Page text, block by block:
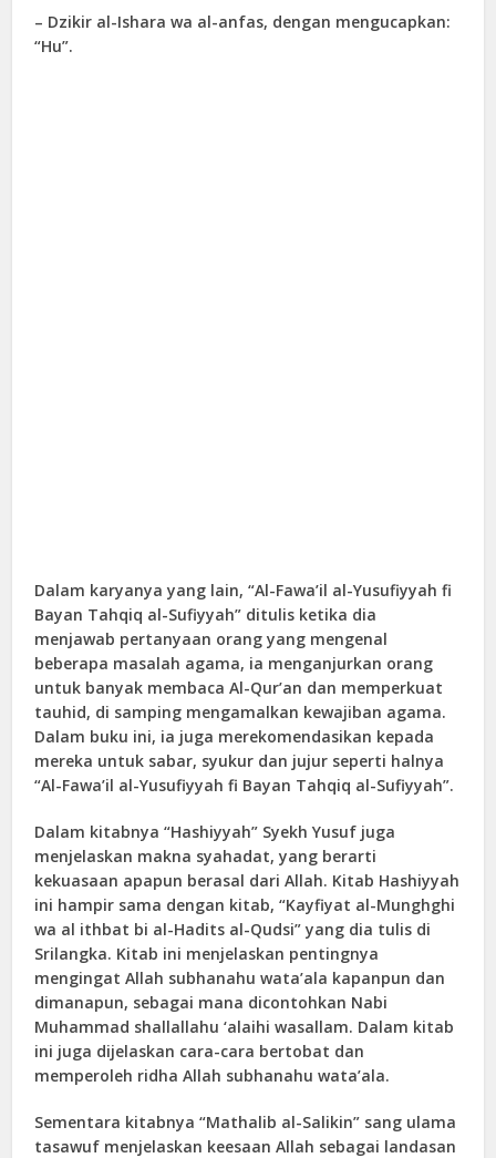
– Dzikir al-Ishara wa al-anfas, dengan mengucapkan:
“Hu”.
Dalam karyanya yang lain, “Al-Fawa’il al-Yusufiyyah fi
Bayan Tahqiq al-Sufiyyah” ditulis ketika dia
menjawab pertanyaan orang yang mengenal
beberapa masalah agama, ia menganjurkan orang
untuk banyak membaca Al-Qur’an dan memperkuat
tauhid, di samping mengamalkan kewajiban agama.
Dalam buku ini, ia juga merekomendasikan kepada
mereka untuk sabar, syukur dan jujur seperti halnya
“Al-Fawa’il al-Yusufiyyah fi Bayan Tahqiq al-Sufiyyah”.
Dalam kitabnya “Hashiyyah” Syekh Yusuf juga
menjelaskan makna syahadat, yang berarti
kekuasaan apapun berasal dari Allah. Kitab Hashiyyah
ini hampir sama dengan kitab, “Kayfiyat al-Munghghi
wa al ithbat bi al-Hadits al-Qudsi” yang dia tulis di
Srilangka. Kitab ini menjelaskan pentingnya
mengingat Allah subhanahu wata’ala kapanpun dan
dimanapun, sebagai mana dicontohkan Nabi
Muhammad shallallahu ‘alaihi wasallam. Dalam kitab
ini juga dijelaskan cara-cara bertobat dan
memperoleh ridha Allah subhanahu wata’ala.
Sementara kitabnya “Mathalib al-Salikin” sang ulama
tasawuf menjelaskan keesaan Allah sebagai landasan